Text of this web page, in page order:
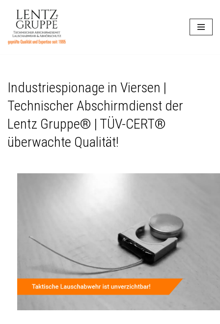
Zum
Inhalt
Industriespionage in Viersen |
Technischer Abschirmdienst der
Lentz Gruppe® | TÜV-CERT®
überwachte Qualität!